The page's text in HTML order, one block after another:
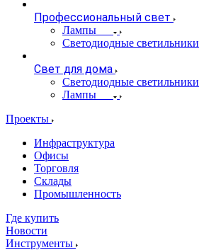
Профессиональный свет
Лампы
Светодиодные светильники
Свет для дома
Светодиодные светильники
Лампы
Проекты
Инфраструктура
Офисы
Торговля
Склады
Промышленность
Где купить
Новости
Инструменты